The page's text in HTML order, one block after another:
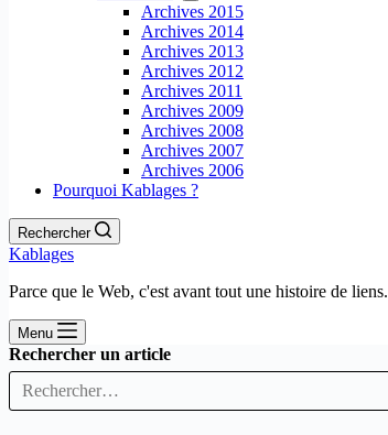
Archives 2015
Archives 2014
Archives 2013
Archives 2012
Archives 2011
Archives 2009
Archives 2008
Archives 2007
Archives 2006
Pourquoi Kablages ?
Rechercher
Kablages
Parce que le Web, c'est avant tout une histoire de liens.
Menu
Rechercher un article